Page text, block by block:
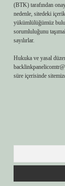
(BTK) tarafından
nedenle, sitedeki
yükümlülüğümüz
sorumluluğunu
sayılırlar.
Hukuka ve yasal
süre içerisinde